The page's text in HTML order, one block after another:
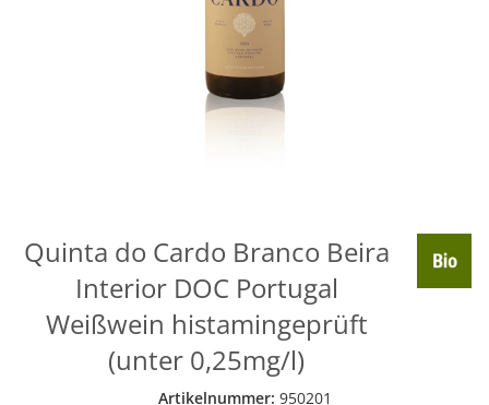
Quinta do Cardo Branco Beira
Interior DOC Portugal
Weißwein histamingeprüft
(unter 0,25mg/l)
Artikelnummer: 950201